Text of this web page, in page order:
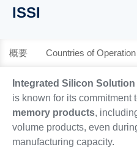
Please
ISSI
概要 Countries of Operation
Integrated Silicon Solution
is known for its commitment
memory products,
volume products, even
manufacturing capacity.